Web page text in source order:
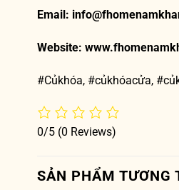
Email:
Website:
#Củkhóa, #củkhóacửa,
0/5 (0 Reviews)
SẢN PHẨM TƯƠNG